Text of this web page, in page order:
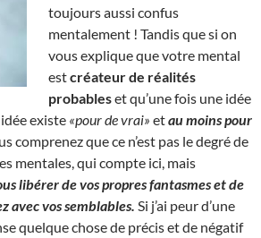
toujours aussi confus
mentalement ! Tandis que si on
vous explique que votre mental
estcréateur de réalités
probableset qu’une fois une idée
existe «pour de vrai» etau moins pour
comprenez que ce n’est pas le degré de
mentales, qui compte ici, mais
libérer de vos propres fantasmes et de
avec vos semblables. Si j’ai peur d’une
quelque chose de précis et de négatif